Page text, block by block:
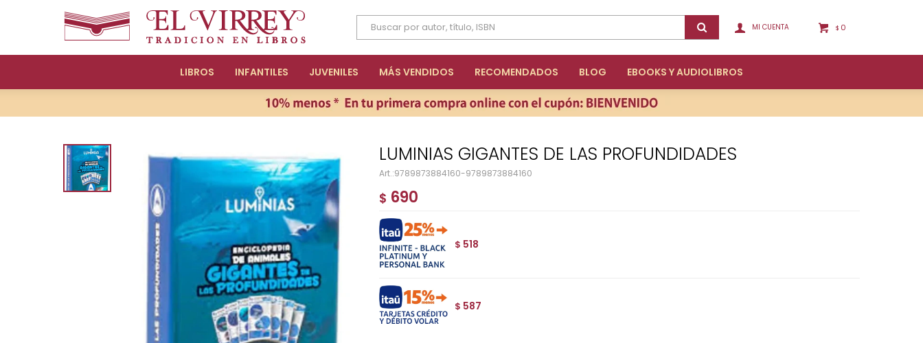
LIBROS INFANTILES JUVENILES MÁS VENDIDOS RECOMENDADOS BLOG EBOOKS Y AUDIOLIBROS
$ 0
LUMINIAS GIGANTES DE LAS PROFUNDIDADES
9789873884160-9789873884160
$ 690
$ 518
$ 587